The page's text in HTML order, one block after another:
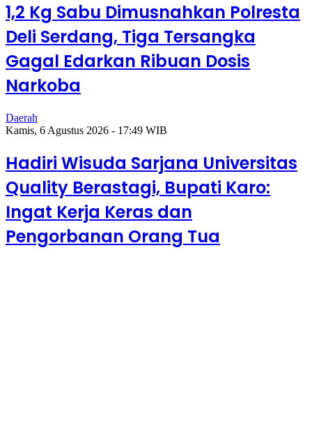
1,2 Kg Sabu Dimusnahkan Polresta
Deli Serdang, Tiga Tersangka
Gagal Edarkan Ribuan Dosis
Narkoba
Daerah
Kamis, 6 Agustus 2026 - 17:49 WIB
Hadiri Wisuda Sarjana Universitas
Quality Berastagi, Bupati Karo:
Ingat Kerja Keras dan
Pengorbanan Orang Tua